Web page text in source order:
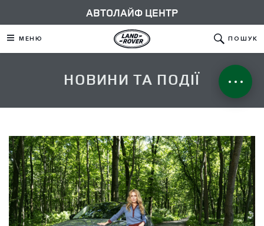
АВТОЛАЙФ ЦЕНТР
МЕНЮ ПОШУК
НОВИНИ ТА ПОДІЇ